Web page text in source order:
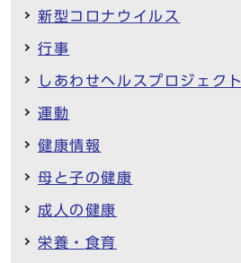
新型コロナウイルス
行事
しあわせヘルスプロジェクト
運動
健康情報
母と子の健康
成人の健康
栄養・食育